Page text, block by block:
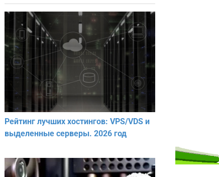
Рейтинг лучших хостингов: VPS/VDS и
выделенные серверы. 2026 год